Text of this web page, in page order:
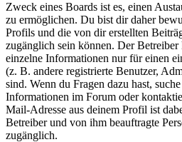
Zweck eines Boards ist es, einen
zu ermöglichen. Du bist dir daher
Profils und die von dir erstellten
zugänglich sein können. Der Betreiber
einzelne Informationen nur für einen
(z. B. andere registrierte Benutzer,
sind. Wenn du Fragen dazu hast,
Informationen im Forum oder
Mail-Adresse aus deinem Profil ist
Betreiber und von ihm beauftragte
zugänglich.